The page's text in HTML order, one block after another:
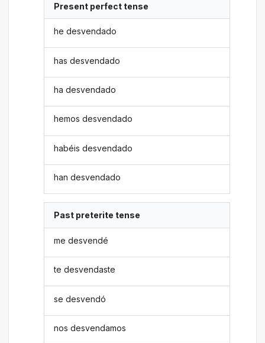
Present perfect tense
he desvendado
has desvendado
ha desvendado
hemos desvendado
habéis desvendado
han desvendado
Past preterite tense
me desvendé
te desvendaste
se desvendó
nos desvendamos